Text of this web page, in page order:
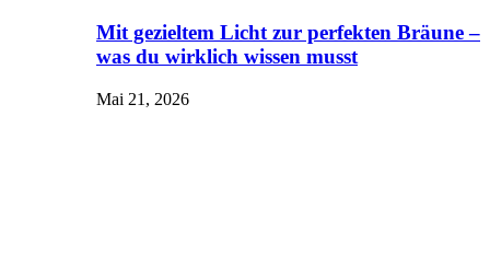
Mit gezieltem Licht zur perfekten Bräune –
was du wirklich wissen musst
Mai 21, 2026